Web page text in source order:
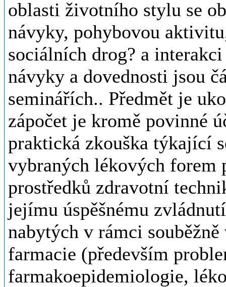
oblasti životního stylu se
návyky, pohybovou
sociálních drog? a
návyky a dovednosti jsou
seminářích.. Předmět je
zápočet je kromě povinné
praktická zkouška týkající
vybraných lékových
prostředků zdravotní
jejímu úspěšnému
nabytých v rámci
farmacie (především
farmakoepidemiologie,